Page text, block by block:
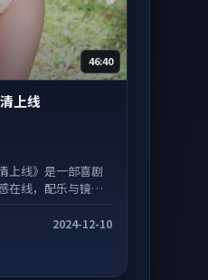
46:40
上线
上线》是一部喜剧
在线，配乐与镜头
2024-12-10